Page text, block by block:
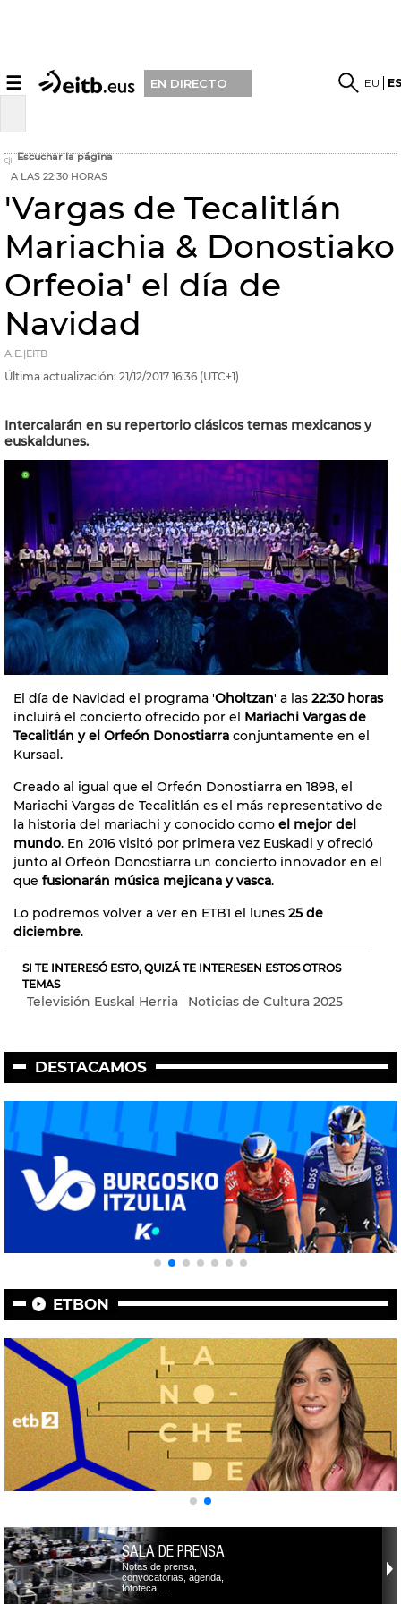
☰ EN DIRECTO EU
Escuchar la página
A LAS 22:30 HORAS
'Vargas de Tecalitlán
Mariachia & Donostiako
Orfeoia' el día de
Navidad
A.E.|EITB
Última actualización: 21/12/2017 16:36 (UTC+1)
Intercalarán en su repertorio clásicos temas mexicanos y
euskaldunes.
El día de Navidad el programa 'Oholtzan' a las 22:30 horas
incluirá el concierto ofrecido por el Mariachi Vargas de
Tecalitlán y el Orfeón Donostiarra conjuntamente en el
Kursaal.
Creado al igual que el Orfeón Donostiarra en 1898, el
Mariachi Vargas de Tecalitlán es el más representativo de
la historia del mariachi y conocido como el mejor del
mundo. En 2016 visitó por primera vez Euskadi y ofreció
junto al Orfeón Donostiarra un concierto innovador en el
que fusionarán música mejicana y vasca.
Lo podremos volver a ver en ETB1 el lunes 25 de
diciembre.
SI TE INTERESÓ ESTO, QUIZÁ TE INTERESEN ESTOS OTROS
TEMAS
Televisión Euskal Herria Noticias de Cultura 2025
DESTACAMOS
ETBON
SALA DE PRENSA
Notas de prensa,
convocatorias, agenda,
fototeca,…